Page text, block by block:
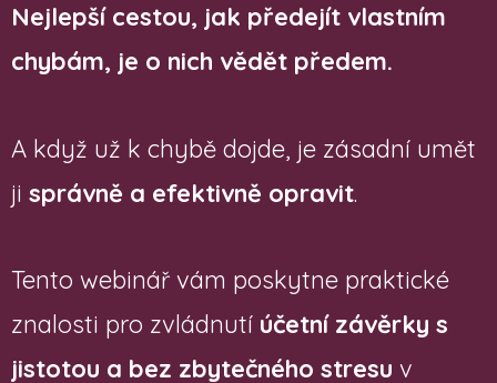
Nejlepší cestou, jak předejít vlastním
chybám, je o nich vědět předem.
A když už k chybě dojde, je zásadní umět
ji správně a efektivně opravit.
Tento webinář vám poskytne praktické
znalosti pro zvládnutí účetní závěrky s
jistotou a bez zbytečného stresu v